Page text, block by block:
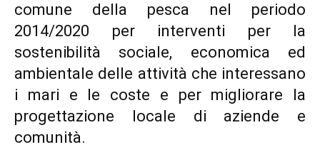
comune della pesca nel periodo
2014/2020 per interventi per la
sostenibilità sociale, economica ed
ambientale delle attività che interessano
i mari e le coste e per migliorare la
progettazione locale di aziende e
comunità.